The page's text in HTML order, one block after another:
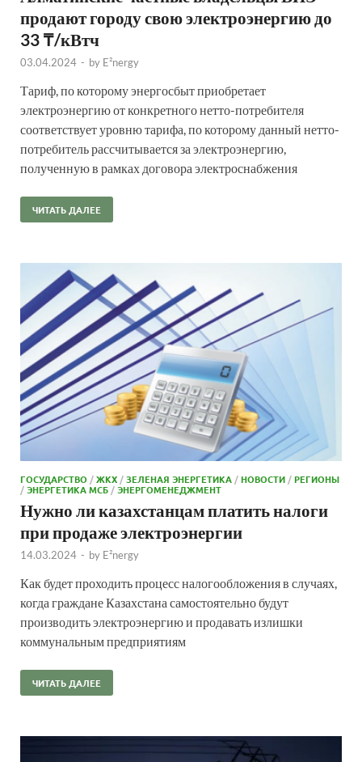
продают городу свою электроэнергию до
33 ₸/кВтч
03.04.2024 - by E²nergy
Тариф, по которому энергосбыт приобретает
электроэнергию от конкретного нетто-потребителя
соответствует уровню тарифа, по которому данный нетто-
потребитель рассчитывается за электроэнергию,
полученную в рамках договора электроснабжения
ЧИТАТЬ ДАЛЕЕ
ГОСУДАРСТВО /ЖКХ/ЗЕЛЕНАЯ ЭНЕРГЕТИКА/НОВОСТИ/РЕГИОНЫ
/ЭНЕРГЕТИКА МСБ/ЭНЕРГОМЕНЕДЖМЕНТ
Нужно ли казахстанцам платить налоги
при продаже электроэнергии
14.03.2024 - by E²nergy
Как будет проходить процесс налогообложения в случаях,
когда граждане Казахстана самостоятельно будут
производить электроэнергию и продавать излишки
коммунальным предприятиям
ЧИТАТЬ ДАЛЕЕ